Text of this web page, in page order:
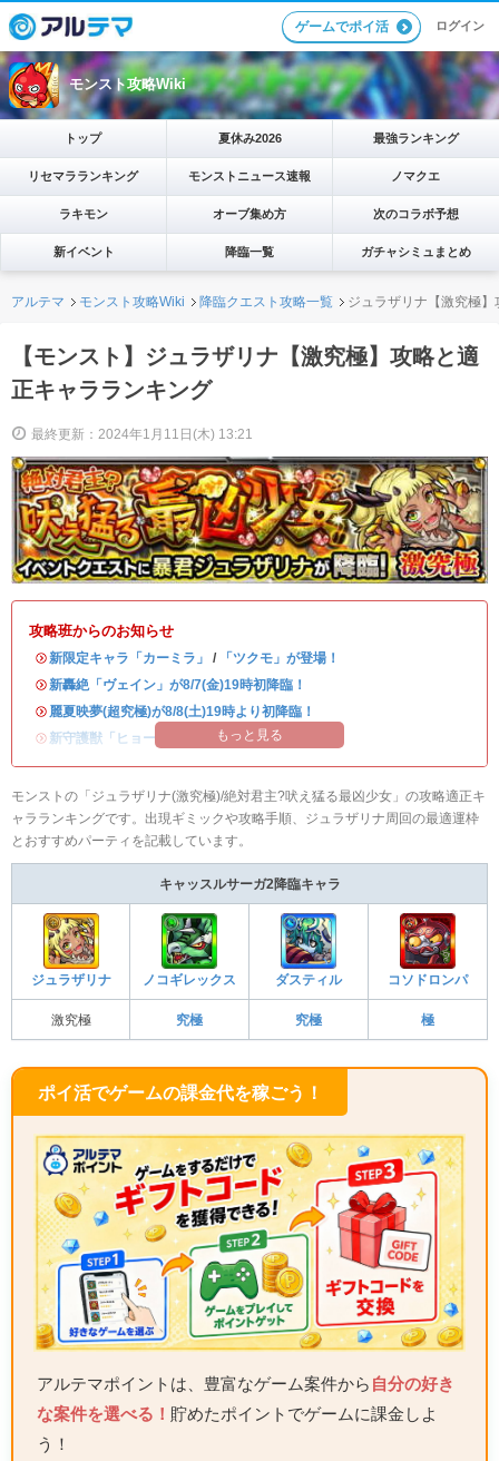
ゲームでポイ活 ログイン
モンスト攻略Wiki
トップ 夏休み2026 最強ランキング
リセマラランキング モンストニュース速報 ノマクエ
ラキモン オーブ集め方 次のコラボ予想
新イベント 降臨一覧 ガチャシミュまとめ
アルテマ モンスト攻略Wiki 降臨クエスト攻略一覧 ジュラザリナ【激究極
【モンスト】ジュラザリナ【激究極】攻略と適
正キャラランキング
最終更新：2024年1月11日(木) 13:21
攻略班からのお知らせ
・新限定キャラ「カーミラ」 /
「ツクモ」が登場！
・新轟絶「ヴェイン」が8/7(金)19時初降臨！
・ 麗夏映夢(超究極)が8/8(土)19時より初降臨！
・ 新守護獣「ヒョーたん」が登場！もっと見る
モンストの「ジュラザリナ(激究極)/絶対君主?吠え猛る最凶少女」の攻略適正キ
ャラランキングです。出現ギミックや攻略手順、ジュラザリナ周回の最適運枠
とおすすめパーティを記載しています。
キャッスルサーガ2降臨キャラ
ジュラザリナ ノコギレックス ダスティル コソドロンパ
激究極 究極 究極 極
ポイ活でゲームの課金代を稼ごう！
アルテマポイントは、豊富なゲーム案件から 自分の好き
な案件を選べる！ 貯めたポイントでゲームに課金しよ
う！